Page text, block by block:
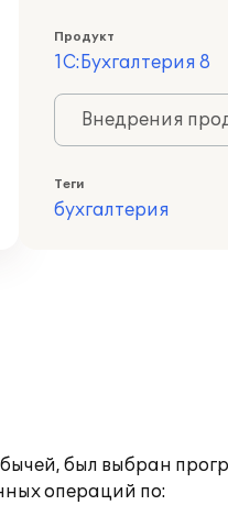
Продукт
1С:Бухгалтерия 8
Внедрения
Теги
бухгалтерия
был выбран
операций по: